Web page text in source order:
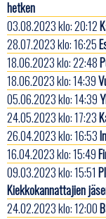
hetken
03.08.2023 klo: 20:12
28.07.2023 klo: 16:25
18.06.2023 klo: 22:48
18.06.2023 klo: 14:39
05.06.2023 klo: 14:39
24.05.2023 klo: 17:23
26.04.2023 klo: 16:53
16.04.2023 klo: 15:49
09.03.2023 klo: 15:51
Kiekkokannattajien
24.02.2023 klo: 12:00